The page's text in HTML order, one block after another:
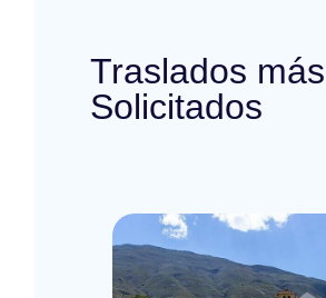
Traslados más
Solicitados